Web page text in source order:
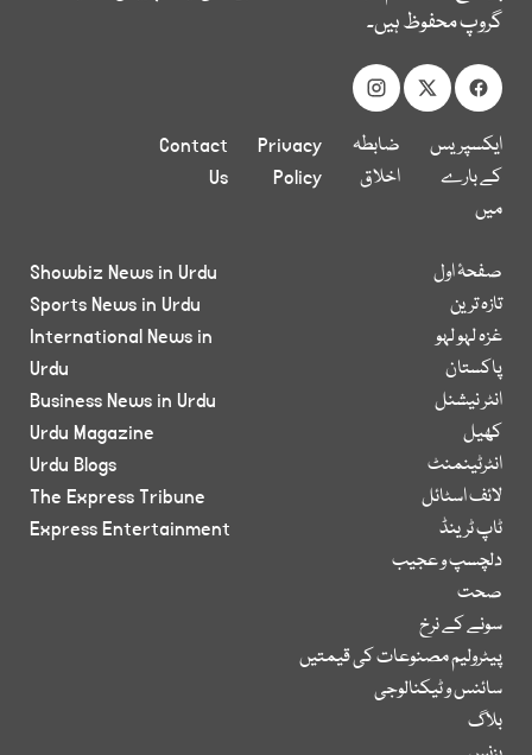
گروپ محفوظ ہیں۔
ایکسپریس
کے بارے
میں
ضابطہ
اخلاق
Privacy
Policy
Contact
Us
صفحۂ اول
تازہ ترین
غزہ لہو لہو
پاکستان
انٹر نیشنل
کھیل
انٹرٹینمنٹ
لائف اسٹائل
ٹاپ ٹرینڈ
دلچسپ و عجیب
صحت
سونے کے نرخ
پیٹرولیم مصنوعات کی قیمتیں
سائنس و ٹیکنالوجی
بلاگ
Showbiz News in Urdu
Sports News in Urdu
International News in
Urdu
Business News in Urdu
Urdu Magazine
Urdu Blogs
The Express Tribune
Express Entertainment